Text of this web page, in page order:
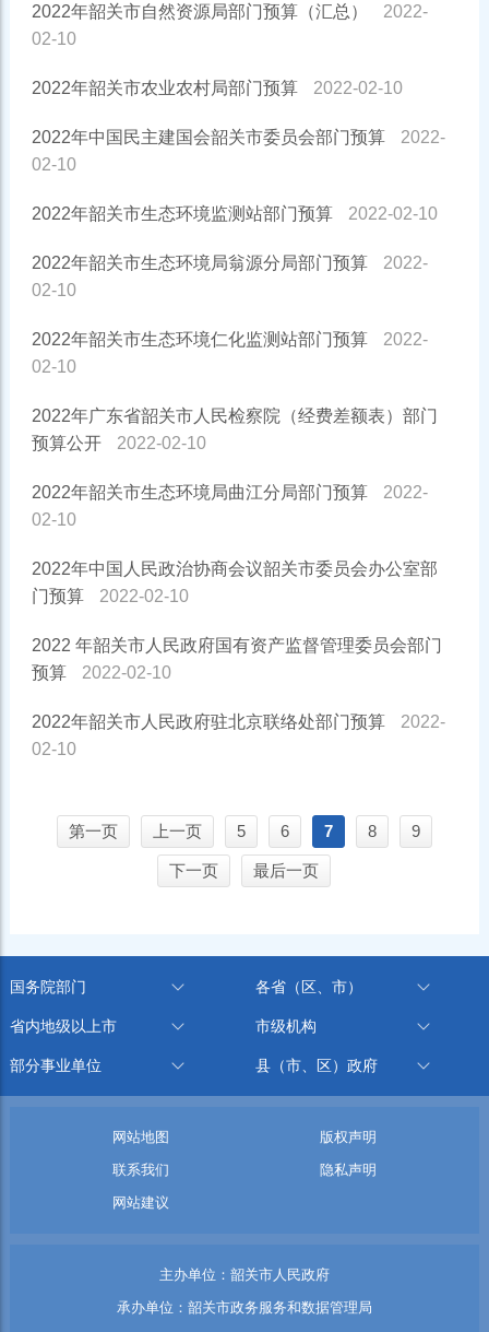
2022年韶关市自然资源局部门预算（汇总）
2022-
02-10
2022年韶关市农业农村局部门预算 2022-02-10
2022年中国民主建国会韶关市委员会部门预算
2022-
02-10
2022年韶关市生态环境监测站部门预算 2022-02-10
2022年韶关市生态环境局翁源分局部门预算
2022-
02-10
2022年韶关市生态环境仁化监测站部门预算
2022-
02-10
2022年广东省韶关市人民检察院（经费差额表）部门
预算公开
2022-02-10
2022年韶关市生态环境局曲江分局部门预算
2022-
02-10
2022年中国人民政治协商会议韶关市委员会办公室部
门预算
2022-02-10
2022 年韶关市人民政府国有资产监督管理委员会部门
预算
2022-02-10
2022年韶关市人民政府驻北京联络处部门预算
2022-
02-10
第一页 上一页 5 6 7 8 9
下一页 最后一页
国务院部门 各省（区、市）
省内地级以上市 市级机构
部分事业单位 县（市、区）政府
网站地图
版权声明
联系我们
隐私声明
网站建议
主办单位：韶关市人民政府
承办单位：韶关市政务服务和数据管理局